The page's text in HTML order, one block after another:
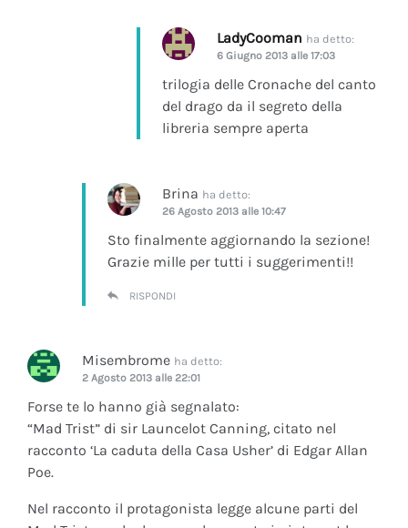
LadyCooman ha detto:
6 Giugno 2013 alle 17:03
trilogia delle Cronache del canto
del drago da il segreto della
libreria sempre aperta
Brina ha detto:
26 Agosto 2013 alle 10:47
Sto finalmente aggiornando la sezione!
Grazie mille per tutti i suggerimenti!!
RISPONDI
Misembrome ha detto:
2 Agosto 2013 alle 22:01
Forse te lo hanno già segnalato:
“Mad Trist” di sir Launcelot Canning, citato nel
racconto ‘La caduta della Casa Usher’ di Edgar Allan
Poe.
Nel racconto il protagonista legge alcune parti del